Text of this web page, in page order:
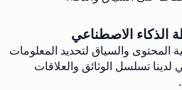
الذكاء الاصطناعي
المحتوى والسياق لتحديد المعلومات
لدينا تسلسل الوثائق والعلاقات